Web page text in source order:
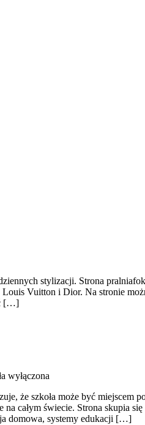
stylizacji. Strona
Vuitton i Dior. Na stronie
[…]
wyłączona
że szkoła może być miejscem
całym świecie. Strona skupia
domowa, systemy edukacji […]